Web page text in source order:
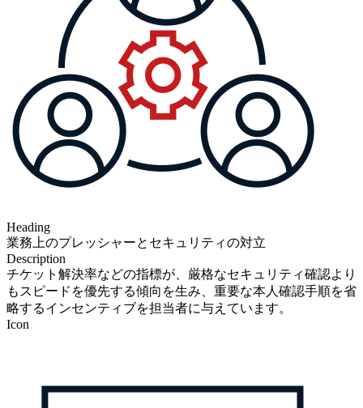
Heading
業務上のプレッシャーとセキュリティの対立
Description
チケット解決率などの指標が、厳格なセキュリティ確認より
もスピードを優先する傾向を生み、重要な本人確認手順を省
略するインセンティブを担当者に与えています。
Icon